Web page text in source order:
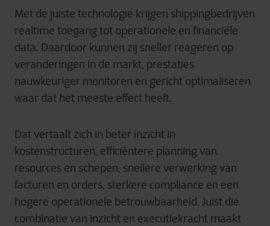
Met de juiste technologie krijgen shippingbedrijven
realtime toegang tot operationele en financiële
data. Daardoor kunnen zij sneller reageren op
veranderingen in de markt, prestaties
nauwkeuriger monitoren en gericht optimaliseren
waar dat het meeste effect heeft.
Dat vertaalt zich in beter inzicht in
kostenstructuren, efficiëntere planning van
resources en schepen, snellere verwerking van
facturen en orders, sterkere compliance en een
hogere operationele betrouwbaarheid. Juist die
combinatie van inzicht en executiekracht maakt